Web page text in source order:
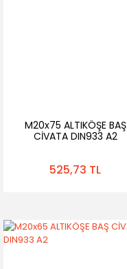
M20x75 ALTIKÖŞE BAŞ
CİVATA DIN933 A2
525,73 TL